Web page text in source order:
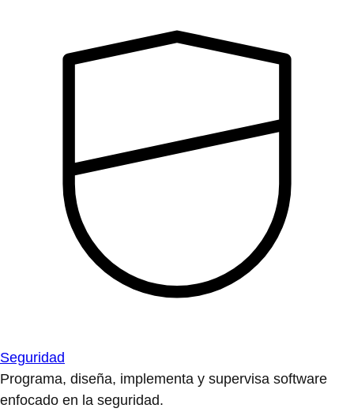
Seguridad
Programa, diseña, implementa y supervisa software
enfocado en la seguridad.